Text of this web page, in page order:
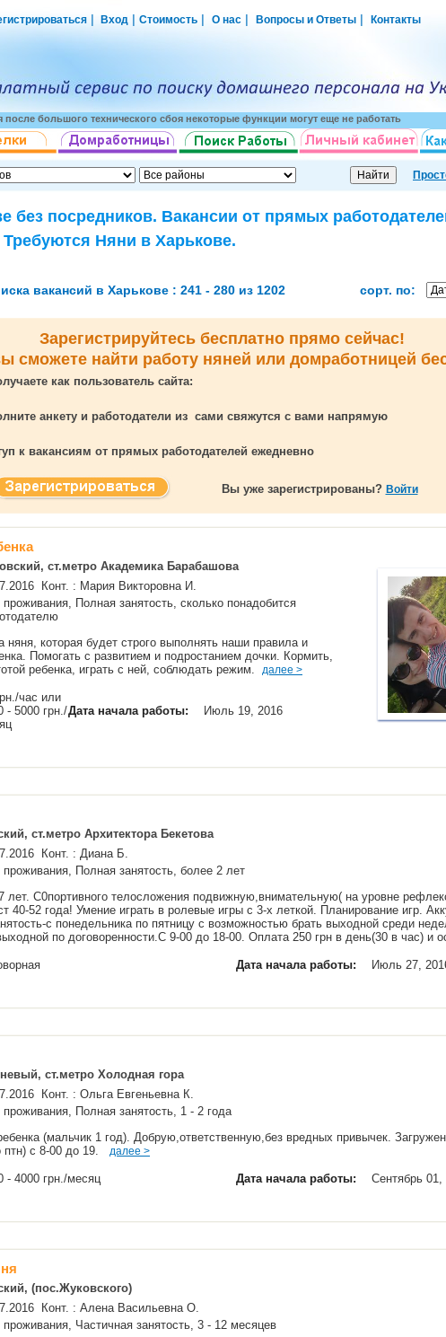
Вход Стоимость О нас Вопросы и Ответы Контакты
большого технического сбоя некоторые функции могут еще не работать
без посредников. Вакансии от прямых
Требуются Няни в Харькове.
вакансий в Харькове : 241 - 280 из 1202 сорт. по:
Зарегистрируйтесь бесплатно прямо сейчас!
сможете найти работу няней или домработницей
как пользователь сайта:
анкету и работодатели из сами свяжутся с вами напрямую
к вакансиям от прямых работодателей ежедневно
Вы уже зарегистрированы? Войти
ст.метро Академика Барабашова
Конт. : Мария Викторовна И.
проживания, Полная занятость, сколько понадобится
няня, которая будет строго выполнять наши правила и
Помогать с развитием и подростанием дочки. Кормить,
ребенка, играть с ней, соблюдать режим. далее >
час или
- 5000 грн./Дата начала работы: Июль 19, 2016
ст.метро Архитектора Бекетова
Конт. : Диана Б.
проживания, Полная занятость, более 2 лет
лет. С0портивного телосложения подвижную,внимательную( на уровне
40-52 года! Умение играть в ролевые игры с 3-х леткой. Планирование игр.
с понедельника по пятницу с возможностью брать выходной среди
по договоренности.С 9-00 до 18-00. Оплата 250 грн в день(30 в час) и
Дата начала работы: Июль 27,
ст.метро Холодная гора
Конт. : Ольга Евгеньевна К.
проживания, Полная занятость, 1 - 2 года
(мальчик 1 год). Добрую,ответственную,без вредных привычек.
птн) с 8-00 до 19. далее >
- 4000 грн./месяц Дата начала работы: Сентябрь 01,
(пос.Жуковского)
Конт. : Алена Васильевна О.
проживания, Частичная занятость, 3 - 12 месяцев